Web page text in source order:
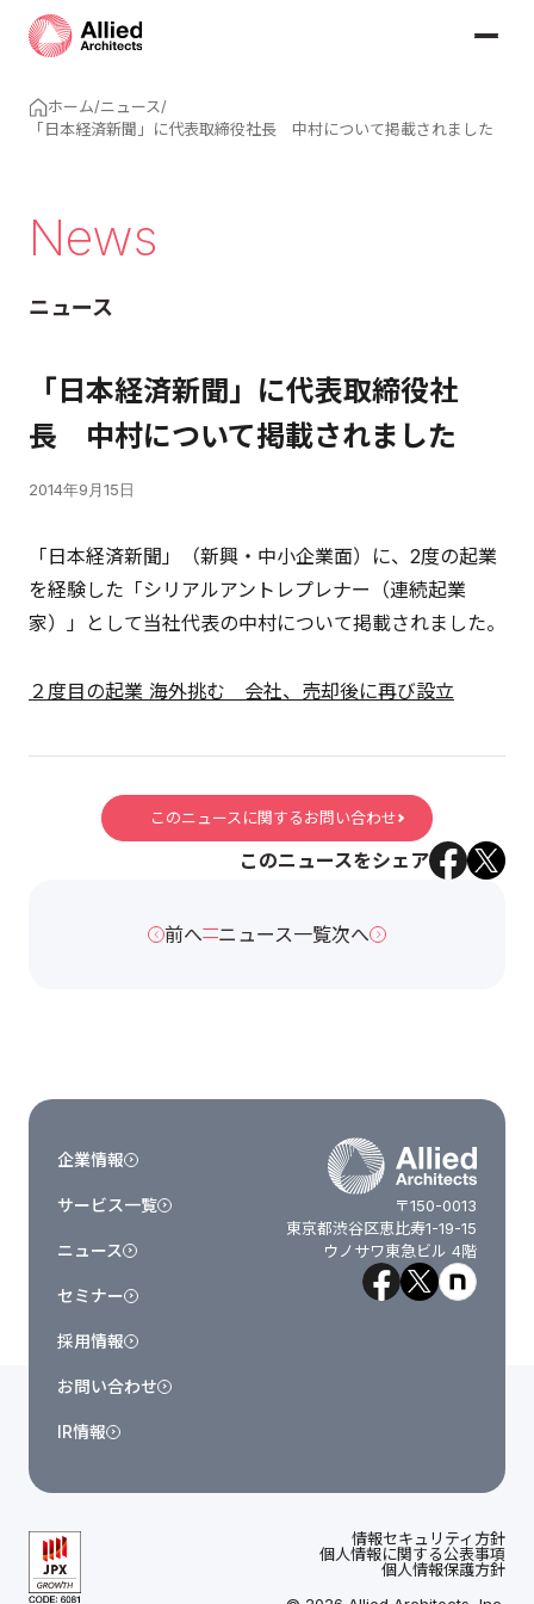
ホーム/ニュース/
「日本経済新聞」に代表取締役社長 中村について掲載されました
News
ニュース
「日本経済新聞」に代表取締役社
長 中村について掲載されました
2014年9月15日
「日本経済新聞」（新興・中小企業面）に、2度の起業
を経験した「シリアルアントレプレナー（連続起業
家）」として当社代表の中村について掲載されました。
２度目の起業 海外挑む 会社、売却後に再び設立
このニュースに関するお問い合わせ
このニュースをシェア
前へ ニュース一覧次へ
〒150-0013
東京都渋谷区恵比寿1-19-15
ウノサワ東急ビル 4階
企業情報
サービス一覧
ニュース
セミナー
採用情報
お問い合わせ
IR情報
情報セキュリティ方針
個人情報に関する公表事項
個人情報保護方針